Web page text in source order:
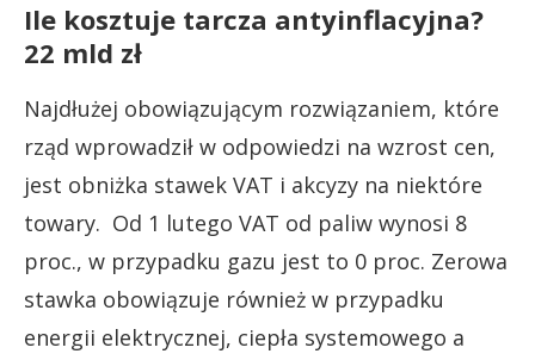
Ile kosztuje tarcza antyinflacyjna?
22 mld zł
Najdłużej obowiązującym rozwiązaniem, które
rząd wprowadził w odpowiedzi na wzrost cen,
jest obniżka stawek VAT i akcyzy na niektóre
towary. Od 1 lutego VAT od paliw wynosi 8
proc., w przypadku gazu jest to 0 proc. Zerowa
stawka obowiązuje również w przypadku
energii elektrycznej, ciepła systemowego a